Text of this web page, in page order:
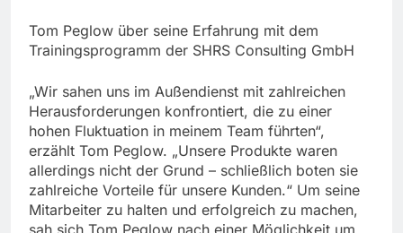
Tom Peglow über seine Erfahrung mit dem
Trainingsprogramm der SHRS Consulting GmbH
„Wir sahen uns im Außendienst mit zahlreichen
Herausforderungen konfrontiert, die zu einer
hohen Fluktuation in meinem Team führten“,
erzählt Tom Peglow. „Unsere Produkte waren
allerdings nicht der Grund – schließlich boten sie
zahlreiche Vorteile für unsere Kunden.“ Um seine
Mitarbeiter zu halten und erfolgreich zu machen,